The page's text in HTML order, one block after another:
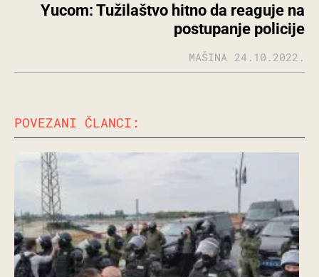
Yucom: Tužilaštvo hitno da reaguje na
postupanje policije
MAŠINA 24.10.2022.
POVEZANI ČLANCI: